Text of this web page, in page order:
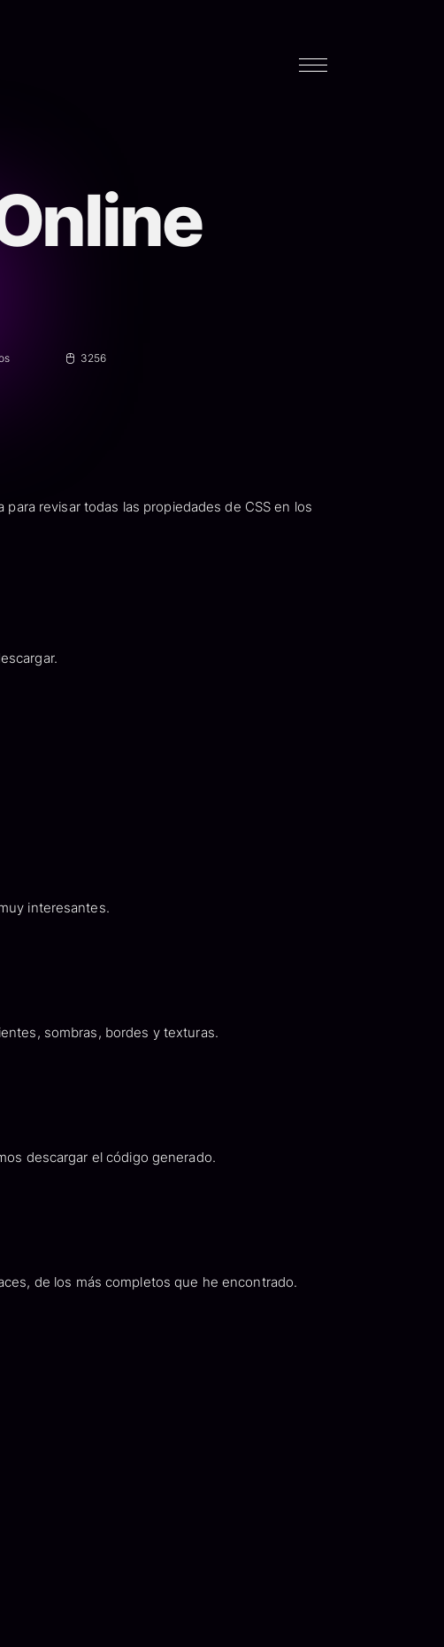
3256
revisar todas las propiedades de CSS en los
interesantes.
sombras, bordes y texturas.
descargar el código generado.
de los más completos que he encontrado.